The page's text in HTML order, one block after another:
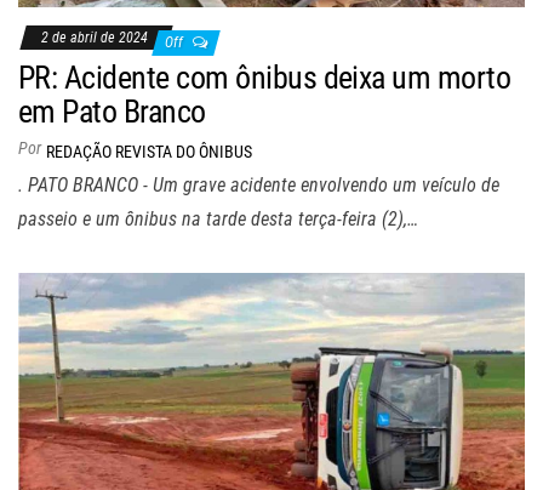
2 de abril de 2024 Off
PR: Acidente com ônibus deixa um morto
em Pato Branco
Por REDAÇÃO REVISTA DO ÔNIBUS
. PATO BRANCO - Um grave acidente envolvendo um veículo de
passeio e um ônibus na tarde desta terça-feira (2),…